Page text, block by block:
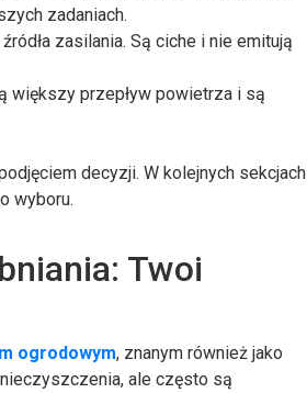
zadaniach.
zasilania. Są ciche i nie emitują
większy przepływ powietrza i są
decyzji. W kolejnych sekcjach
wyboru.
Twoi
ogrodowym, znanym również jako
ale często są